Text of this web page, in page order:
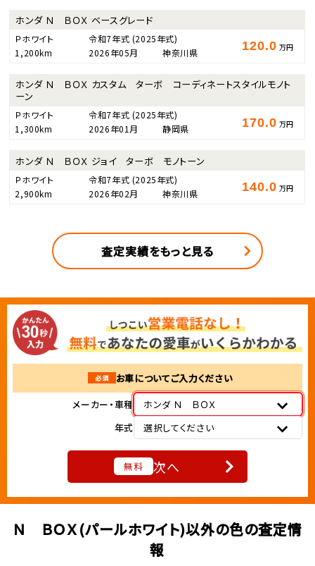
ホンダ Ｎ ＢＯＸ ベースグレード
Ｐホワイト 令和7年式 (2025年式)
1,200km
2026年05月 神奈川県 120.0 万円
ホンダ Ｎ ＢＯＸ カスタム ターボ コーディネートスタイルモノト
ーン
Ｐホワイト 令和7年式 (2025年式)
1,300km
2026年01月 静岡県 170.0 万円
ホンダ Ｎ ＢＯＸ ジョイ ターボ モノトーン
Ｐホワイト 令和7年式 (2025年式)
2,900km
2026年02月 神奈川県 140.0 万円
査定実績をもっと見る
必須
お車についてご入力ください
メーカー・車種
ホンダ Ｎ ＢＯＸ
年式
選択してください
無料 次へ
Ｎ ＢＯＸ(パールホワイト)以外の色の査定情
報